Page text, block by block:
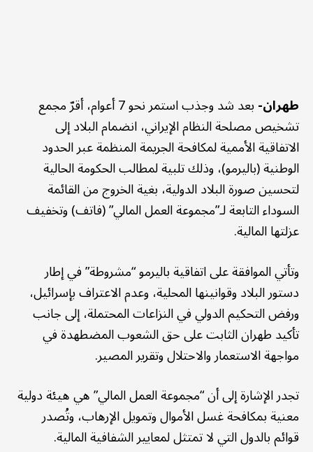
طهران- بعد شد وجذب استمر نحو 7 أعوام، أقرّ مجمع
تشخيص مصلحة النظام الإيراني، انضمام البلاد إلى
الاتفاقية الأممية لمكافحة الجريمة المنظمة عبر الحدود
الوطنية (باليرمو)، وذلك تلبية لمطالب الحكومة الحالية
لتحسين صورة البلاد الدولية، بغية الخروج من القائمة
السوداء التابعة لـ”مجموعة العمل المالي” (فاتف) وتخفيف
عزلتها المالية.
وتأتي الموافقة على اتفاقية باليرمو “مشروطة” في إطار
دستور البلاد وقوانينها المحلية، وعدم الاعتراف بإسرائيل،
ورفض التحكيم الدولي في النزاعات المحتملة، إلى جانب
تأكيد طهران الثابت على حق الشعوب المضطهدة في
مواجهة الاستعمار والاحتلال وتقرير المصير.
تجدر الإشارة إلى أن “مجموعة العمل المالي” هي هيئة دولية
معنية بمكافحة غسل الأموال وتمويل الإرهاب، وتُصدر
قوائم بالدول التي لا تمتثل لمعايير الشفافية المالية.